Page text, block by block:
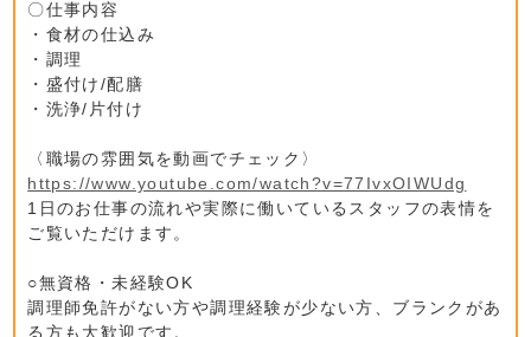
〇仕事内容
・食材の仕込み
・調理
・盛付け/配膳
・洗浄/片付け
〈職場の雰囲気を動画でチェック〉
https://www.youtube.com/watch?v=77IvxOIWUdg
1日のお仕事の流れや実際に働いているスタッフの表情を
ご覧いただけます。
○無資格・未経験OK
調理師免許がない方や調理経験が少ない方、ブランクがあ
る方も大歓迎です。